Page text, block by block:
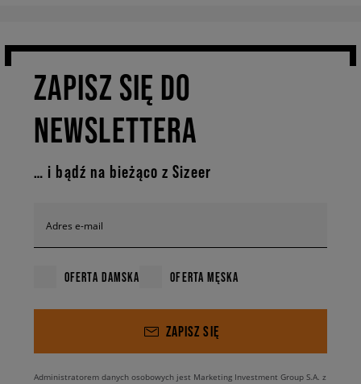
ZAPISZ SIĘ DO
NEWSLETTERA
… i bądź na bieżąco z Sizeer
Adres e-mail
OFERTA DAMSKA OFERTA MĘSKA
ZAPISZ SIĘ
Administratorem danych osobowych jest Marketing Investment Group S.A. z